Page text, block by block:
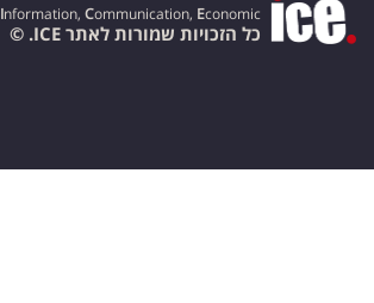
Information, Communication, Economic
כל הזכויות שמורות לאתר ICE. ©